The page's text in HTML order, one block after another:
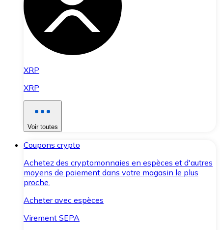
XRP
XRP
Voir toutes
Coupons crypto
Achetez des cryptomonnaies en espèces et d'autres
moyens de paiement dans votre magasin le plus
proche.
Acheter avec espèces
Virement SEPA